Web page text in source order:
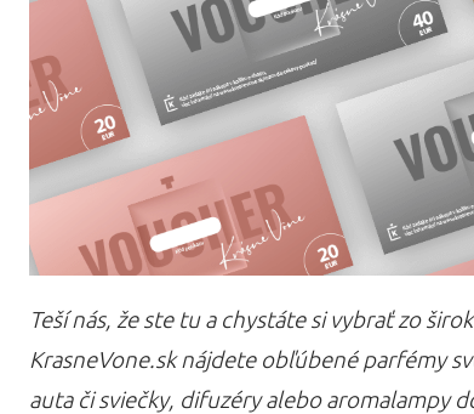
Teší nás, že ste tu a chystáte si vybrať zo
KrasneVone.sk nájdete obľúbené parfémy
auta či sviečky, difuzéry alebo aromalampy